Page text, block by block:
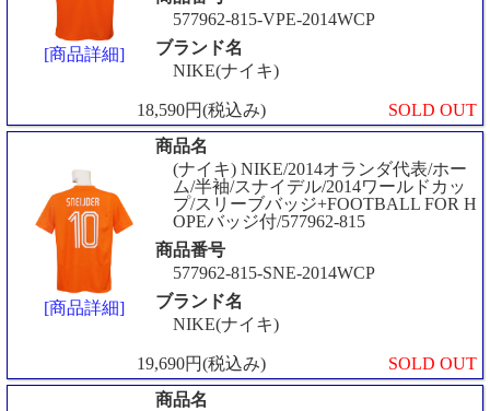
[商品詳細]
577962-815-VPE-2014WCP
ブランド名
NIKE(ナイキ)
18,590円(税込み) SOLD OUT
[商品詳細]
商品名
(ナイキ) NIKE/2014オランダ代表/ホー
ム/半袖/スナイデル/2014ワールドカッ
プ/スリーブバッジ+FOOTBALL FOR H
OPEバッジ付/577962-815
商品番号
577962-815-SNE-2014WCP
ブランド名
NIKE(ナイキ)
19,690円(税込み) SOLD OUT
商品名